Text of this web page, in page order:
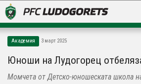
LUDOGORETS TV
НА ТЕРЕНА
Академия 3 март 2025
Юноши на Лудогорец
Момчета от Детско-юношеската школа